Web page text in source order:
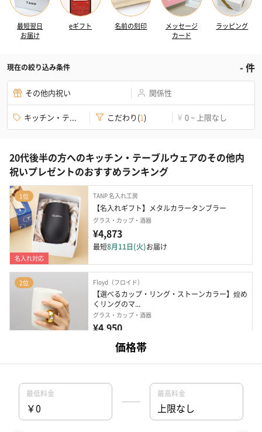
最短翌日
お届け
eギフト 名前の刻印
メッセージ
カード
ラッピング
現在の絞り込み条件 -件
その他内祝い 関係性
キッチン・テ... こだわり(1) ¥ 0 ~ 上限なし
20代後半の方へのキッチン・テーブルウェアのその他内
祝いプレゼントのおすすめランキング
1位
名入れ対応
TANP 名入れ工房
【名入れギフト】メタルカラータンブラー
グラス・カップ・酒器
¥4,873
最短8月11日(火)お届け
2位 Floyd（フロイド）
【選べるカップ・リング・ストーンカラー】煌め
くリングのマ...
グラス・カップ・酒器
¥4,950
8月11日(火)お届け
【名入れ無料】ペアガラスタンブラー
¥4,980
最短8月11日(火) お届け